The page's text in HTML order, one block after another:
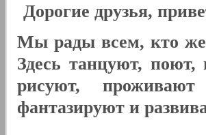
Дорогие друзья,
Мы рады всем, кто
Здесь танцуют,
рисуют,
фантазируют и